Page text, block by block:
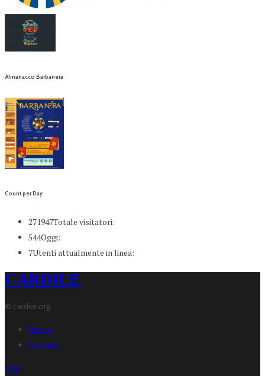
Almanacco Barbanera
Count per Day
271947Totale visitatori:
544Oggi:
7Utenti attualmente in linea:
CARDILE
© cardile.org
Home
Contatti
TOP